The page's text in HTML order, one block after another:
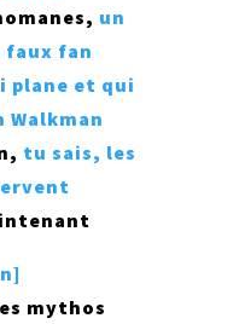
un
fan
plane et qui
Walkman
tu sais, les
mythos